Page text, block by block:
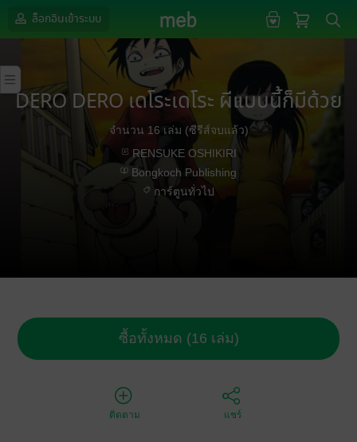
ล็อกอินเข้าระบบ
DERO DERO เดโระเดโระ ผีแบบนี้ก็มีด้วย
จำนวน 16 เล่ม (ซีรีส์จบแล้ว)
RENSUKE OSHIKIRI
Bongkoch Publishing
การ์ตูนทั่วไป
ซื้อทั้งหมด (16 เล่ม)
ติดตาม แชร์